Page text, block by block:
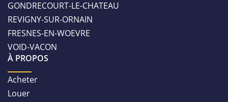
GONDRECOURT-LE-CHATEAU
REVIGNY-SUR-ORNAIN
FRESNES-EN-WOEVRE
VOID-VACON
À PROPOS
Acheter
Louer